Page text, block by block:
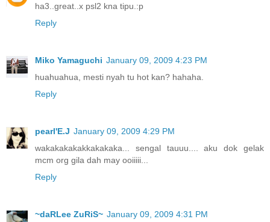
ha3..great..x psl2 kna tipu.:p
Reply
Miko Yamaguchi January 09, 2009 4:23 PM
huahuahua, mesti nyah tu hot kan? hahaha.
Reply
pearl'E.J January 09, 2009 4:29 PM
wakakakakakkakakaka... sengal tauuu.... aku dok gelak
mcm org gila dah may ooiiiii...
Reply
~daRLee ZuRiS~ January 09, 2009 4:31 PM